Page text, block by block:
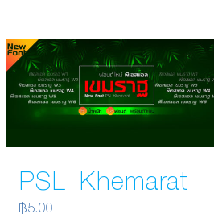
PSL Khemarat
฿5.00